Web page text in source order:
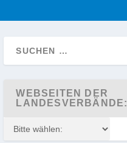
WEBSEITEN DER
LANDESVERBÄNDE: